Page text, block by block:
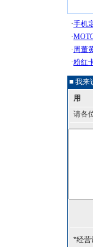
■ 我来
用
请各
*经营